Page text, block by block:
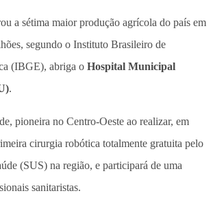
a sétima maior produção agrícola do país em
segundo o Instituto Brasileiro de
(IBGE), abriga o Hospital Municipal
.
pioneira no Centro-Oeste ao realizar, em
cirurgia robótica totalmente gratuita pelo
(SUS) na região, e participará de uma
sanitaristas.